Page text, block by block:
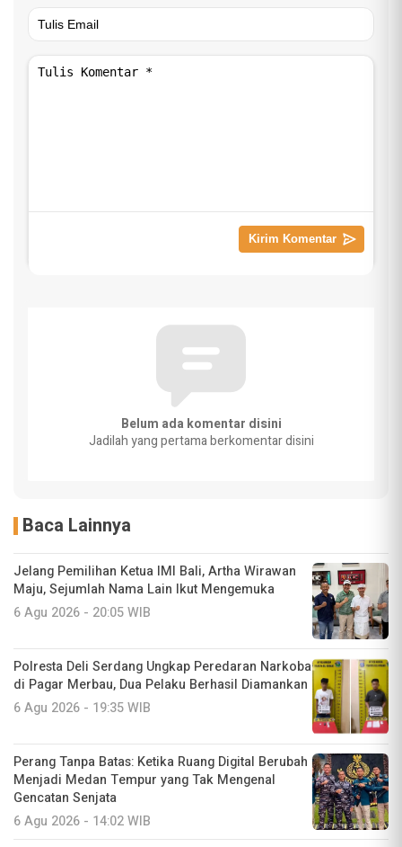
Belum ada komentar disini
Jadilah yang pertama berkomentar disini
Baca Lainnya
Jelang Pemilihan Ketua IMI Bali, Artha Wirawan
Maju, Sejumlah Nama Lain Ikut Mengemuka
6 Agu 2026 - 20:05 WIB
Polresta Deli Serdang Ungkap Peredaran Narkoba
di Pagar Merbau, Dua Pelaku Berhasil Diamankan
6 Agu 2026 - 19:35 WIB
Perang Tanpa Batas: Ketika Ruang Digital Berubah
Menjadi Medan Tempur yang Tak Mengenal
Gencatan Senjata
6 Agu 2026 - 14:02 WIB